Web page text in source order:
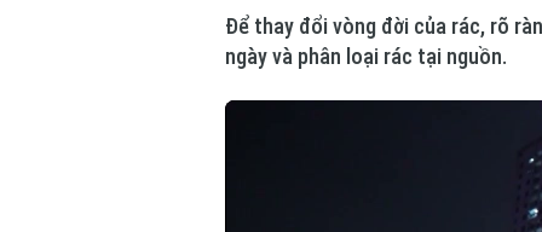
An ninh trật tựẨm thựcNgười
Để thay đổi vòng đời của rác, rõ
ngày và phân loại rác tại nguồn.